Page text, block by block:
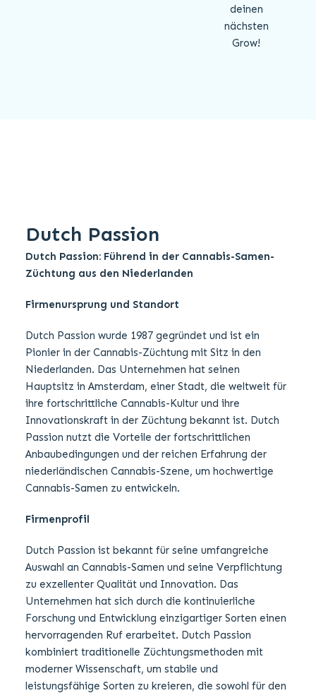
deinen
nächsten
Grow!
Dutch Passion
Dutch Passion: Führend in der Cannabis-Samen-
Züchtung aus den Niederlanden
Firmenursprung und Standort
Dutch Passion wurde 1987 gegründet und ist ein
Pionier in der Cannabis-Züchtung mit Sitz in den
Niederlanden. Das Unternehmen hat seinen
Hauptsitz in Amsterdam, einer Stadt, die weltweit für
ihre fortschrittliche Cannabis-Kultur und ihre
Innovationskraft in der Züchtung bekannt ist. Dutch
Passion nutzt die Vorteile der fortschrittlichen
Anbaubedingungen und der reichen Erfahrung der
niederländischen Cannabis-Szene, um hochwertige
Cannabis-Samen zu entwickeln.
Firmenprofil
Dutch Passion ist bekannt für seine umfangreiche
Auswahl an Cannabis-Samen und seine Verpflichtung
zu exzellenter Qualität und Innovation. Das
Unternehmen hat sich durch die kontinuierliche
Forschung und Entwicklung einzigartiger Sorten einen
hervorragenden Ruf erarbeitet. Dutch Passion
kombiniert traditionelle Züchtungsmethoden mit
moderner Wissenschaft, um stabile und
leistungsfähige Sorten zu kreieren, die sowohl für den